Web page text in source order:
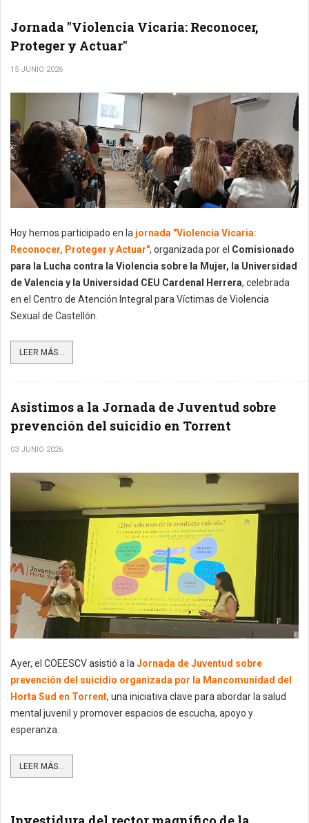
Jornada "Violencia Vicaria: Reconocer,
Proteger y Actuar"
15 JUNIO 2026
Hoy hemos participado en la jornada "Violencia Vicaria:
Reconocer, Proteger y Actuar", organizada por el Comisionado
para la Lucha contra la Violencia sobre la Mujer, la Universidad
de Valencia y la Universidad CEU Cardenal Herrera, celebrada
en el Centro de Atención Integral para Víctimas de Violencia
Sexual de Castellón.
LEER MÁS...
Asistimos a la Jornada de Juventud sobre
prevención del suicidio en Torrent
03 JUNIO 2026
Ayer, el COEESCV asistió a la Jornada de Juventud sobre
prevención del suicidio organizada por la Mancomunidad del
Horta Sud en Torrent, una iniciativa clave para abordar la salud
mental juvenil y promover espacios de escucha, apoyo y
esperanza.
LEER MÁS...